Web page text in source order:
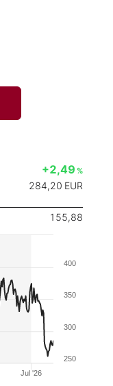
+2,49 %
284,20 EUR
155,88
Jul '26
250
300
350
400